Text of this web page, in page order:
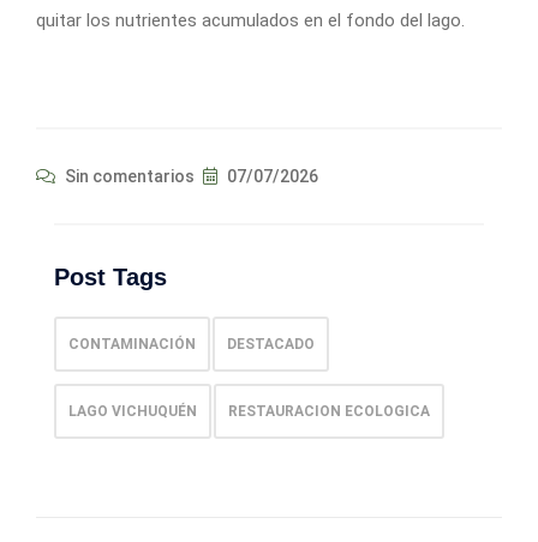
quitar los nutrientes acumulados en el fondo del lago.
Sin comentarios 07/07/2026
Post Tags
CONTAMINACIÓN DESTACADO
LAGO VICHUQUÉN RESTAURACION ECOLOGICA